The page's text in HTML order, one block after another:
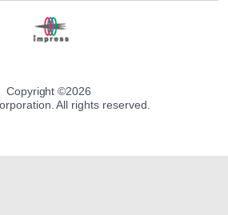
Copyright ©2026
All rights reserved.